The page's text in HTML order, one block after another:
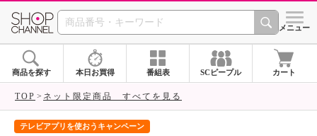
SHOP CHANNEL シメニュー
商品を探す 本日お買得 番組表 SCピープル カート
TOP ネット限定商品 すべてを見る
届いて当たる！サプライズBOXキャンペーン